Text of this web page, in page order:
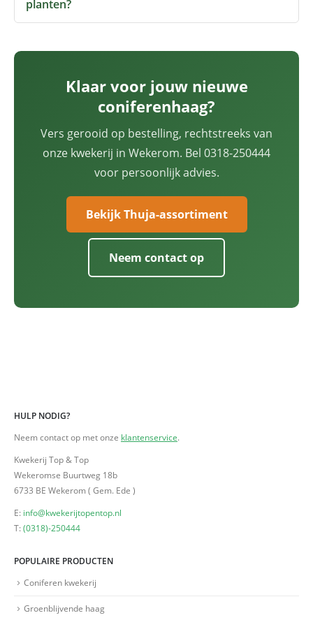
planten?
Klaar voor jouw nieuwe
coniferenhaag?
Vers gerooid op bestelling, rechtstreeks van
onze kwekerij in Wekerom. Bel 0318-250444
voor persoonlijk advies.
Bekijk Thuja-assortiment
Neem contact op
HULP NODIG?
Neem contact op met onze klantenservice.
Kwekerij Top & Top
Wekeromse Buurtweg 18b
6733 BE Wekerom ( Gem. Ede )
E: info@kwekerijtopentop.nl
T:(0318)-250444
POPULAIRE PRODUCTEN
Coniferen kwekerij
Groenblijvende haag